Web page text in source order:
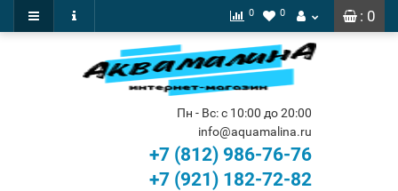
: 0
0 0
Пн - Вс: с 10:00 до 20:00
info@aquamalina.ru
+7 (812) 986-76-76
+7 (921) 182-72-82